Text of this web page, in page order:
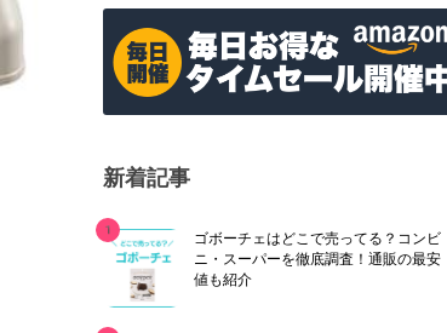
新着記事
ゴボーチェはどこで売ってる？コンビ
ニ・スーパーを徹底調査！通販の最安
値も紹介